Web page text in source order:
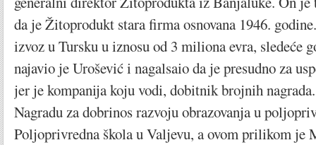
da je Žitoprodukt stara firma osnovana 1946.
izvoz u Tursku u iznosu od 3 miliona evra, sledeće
najavio je Urošević i nagalsaio da je presudno za
jer je kompanija koju vodi, dobitnik brojnih nagrada.
Nagradu za dobrinos razvoju obrazovanja u
Poljoprivredna škola u Valjevu, a ovom prilikom je